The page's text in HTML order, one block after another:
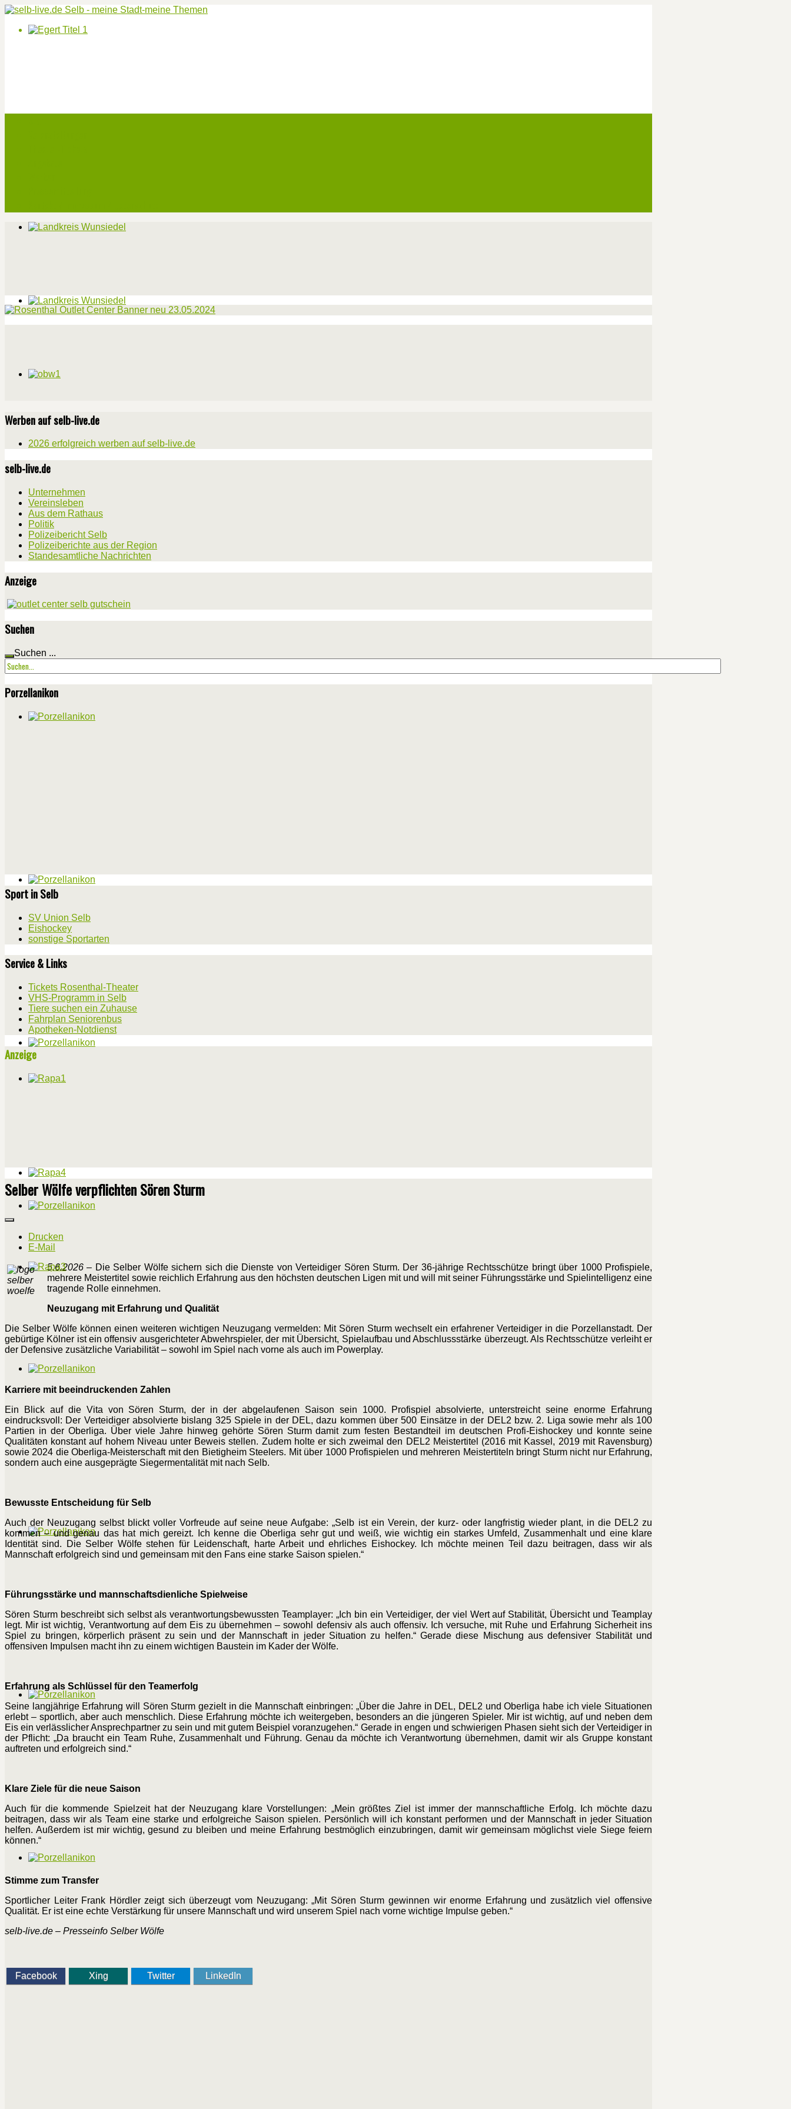
Werben auf selb-live.de
2026 erfolgreich werben auf selb-live.de
selb-live.de
Unternehmen
Vereinsleben
Aus dem Rathaus
Politik
Polizeibericht Selb
Polizeiberichte aus der Region
Standesamtliche Nachrichten
Anzeige
Suchen
Suchen ...
Porzellanikon
Sport in Selb
SV Union Selb
Eishockey
sonstige Sportarten
Service & Links
Tickets Rosenthal-Theater
VHS-Programm in Selb
Tiere suchen ein Zuhause
Fahrplan Seniorenbus
Apotheken-Notdienst
Anzeige
Selber Wölfe verpflichten Sören Sturm
Drucken
E-Mail
5.6.2026 – Die Selber Wölfe sichern sich die Dienste von Verteidiger Sören Sturm. Der 36-jährige Rechtsschütze bringt über 1000 Profispiele,
mehrere Meistertitel sowie reichlich Erfahrung aus den höchsten deutschen Ligen mit und will mit seiner Führungsstärke und Spielintelligenz eine
tragende Rolle einnehmen.
Neuzugang mit Erfahrung und Qualität
Die Selber Wölfe können einen weiteren wichtigen Neuzugang vermelden: Mit Sören Sturm wechselt ein erfahrener Verteidiger in die Porzellanstadt. Der
gebürtige Kölner ist ein offensiv ausgerichteter Abwehrspieler, der mit Übersicht, Spielaufbau und Abschlussstärke überzeugt. Als Rechtsschütze verleiht er
der Defensive zusätzliche Variabilität – sowohl im Spiel nach vorne als auch im Powerplay.
Karriere mit beeindruckenden Zahlen
Ein Blick auf die Vita von Sören Sturm, der in der abgelaufenen Saison sein 1000. Profispiel absolvierte, unterstreicht seine enorme Erfahrung
eindrucksvoll: Der Verteidiger absolvierte bislang 325 Spiele in der DEL, dazu kommen über 500 Einsätze in der DEL2 bzw. 2. Liga sowie mehr als 100
Partien in der Oberliga. Über viele Jahre hinweg gehörte Sören Sturm damit zum festen Bestandteil im deutschen Profi-Eishockey und konnte seine
Qualitäten konstant auf hohem Niveau unter Beweis stellen. Zudem holte er sich zweimal den DEL2 Meistertitel (2016 mit Kassel, 2019 mit Ravensburg)
sowie 2024 die Oberliga-Meisterschaft mit den Bietigheim Steelers. Mit über 1000 Profispielen und mehreren Meistertiteln bringt Sturm nicht nur Erfahrung,
sondern auch eine ausgeprägte Siegermentalität mit nach Selb.
Bewusste Entscheidung für Selb
Auch der Neuzugang selbst blickt voller Vorfreude auf seine neue Aufgabe: „Selb ist ein Verein, der kurz- oder langfristig wieder plant, in die DEL2 zu
kommen – und genau das hat mich gereizt. Ich kenne die Oberliga sehr gut und weiß, wie wichtig ein starkes Umfeld, Zusammenhalt und eine klare
Identität sind. Die Selber Wölfe stehen für Leidenschaft, harte Arbeit und ehrliches Eishockey. Ich möchte meinen Teil dazu beitragen, dass wir als
Mannschaft erfolgreich sind und gemeinsam mit den Fans eine starke Saison spielen.“
Führungsstärke und mannschaftsdienliche Spielweise
Sören Sturm beschreibt sich selbst als verantwortungsbewussten Teamplayer: „Ich bin ein Verteidiger, der viel Wert auf Stabilität, Übersicht und Teamplay
legt. Mir ist wichtig, Verantwortung auf dem Eis zu übernehmen – sowohl defensiv als auch offensiv. Ich versuche, mit Ruhe und Erfahrung Sicherheit ins
Spiel zu bringen, körperlich präsent zu sein und der Mannschaft in jeder Situation zu helfen.“ Gerade diese Mischung aus defensiver Stabilität und
offensiven Impulsen macht ihn zu einem wichtigen Baustein im Kader der Wölfe.
Erfahrung als Schlüssel für den Teamerfolg
Seine langjährige Erfahrung will Sören Sturm gezielt in die Mannschaft einbringen: „Über die Jahre in DEL, DEL2 und Oberliga habe ich viele Situationen
erlebt – sportlich, aber auch menschlich. Diese Erfahrung möchte ich weitergeben, besonders an die jüngeren Spieler. Mir ist wichtig, auf und neben dem
Eis ein verlässlicher Ansprechpartner zu sein und mit gutem Beispiel voranzugehen.“ Gerade in engen und schwierigen Phasen sieht sich der Verteidiger in
der Pflicht: „Da braucht ein Team Ruhe, Zusammenhalt und Führung. Genau da möchte ich Verantwortung übernehmen, damit wir als Gruppe konstant
auftreten und erfolgreich sind.“
Klare Ziele für die neue Saison
Auch für die kommende Spielzeit hat der Neuzugang klare Vorstellungen: „Mein größtes Ziel ist immer der mannschaftliche Erfolg. Ich möchte dazu
beitragen, dass wir als Team eine starke und erfolgreiche Saison spielen. Persönlich will ich konstant performen und der Mannschaft in jeder Situation
helfen. Außerdem ist mir wichtig, gesund zu bleiben und meine Erfahrung bestmöglich einzubringen, damit wir gemeinsam möglichst viele Siege feiern
können.“
Stimme zum Transfer
Sportlicher Leiter Frank Hördler zeigt sich überzeugt vom Neuzugang: „Mit Sören Sturm gewinnen wir enorme Erfahrung und zusätzlich viel offensive
Qualität. Er ist eine echte Verstärkung für unsere Mannschaft und wird unserem Spiel nach vorne wichtige Impulse geben.“
selb-live.de – Presseinfo Selber Wölfe
Facebook Xing Twitter LinkedIn